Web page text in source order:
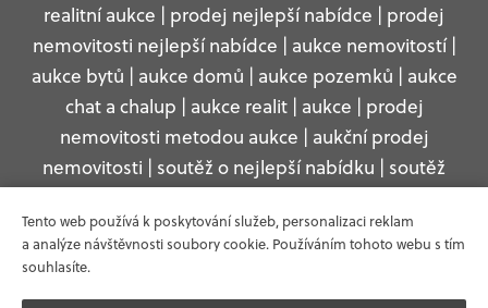
realitní aukce | prodej nejlepší nabídce | prodej
nemovitosti nejlepší nabídce | aukce nemovitostí |
aukce bytů | aukce domů | aukce pozemků | aukce
chat a chalup | aukce realit | aukce | prodej
nemovitosti metodou aukce | aukční prodej
nemovitosti | soutěž o nejlepší nabídku | soutěž
soutěže | moderní obálková metoda | nejlepší
nabídka vyhrává | nejlepší nabídka vítězí
Tento web používá k poskytování služeb, personalizaci reklam
a analýze návštěvnosti soubory cookie. Používáním tohoto webu s tím
souhlasíte.